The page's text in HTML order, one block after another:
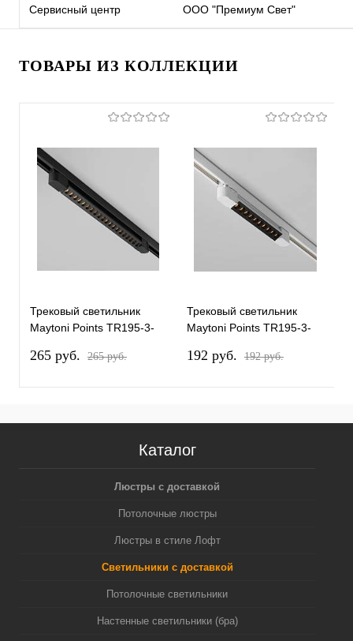
Сервисный центр ООО "Премиум Свет"
ТОВАРЫ ИЗ КОЛЛЕКЦИИ
Трековый светильник
Maytoni Points TR195-3-
265 pуб. 265 pуб.
Трековый светильник
Maytoni Points TR195-3-
192 pуб. 192 pуб.
Каталог
Люстры с доставкой
Потолочные люстры
Люстры в стиле Лофт
Светильники с доставкой
Потолочные светильники
Настенные светильники (бра)